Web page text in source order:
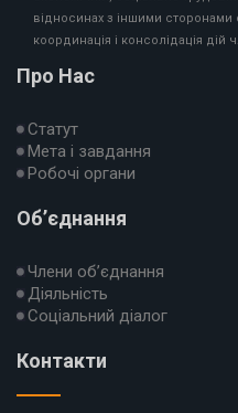
відносинах з іншими сторонами
координація і консолідація дій
Про Нас
Статут
Мета і завдання
Робочі органи
Об’єднання
Члени об’єднання
Діяльність
Соціальний діалог
Контакти